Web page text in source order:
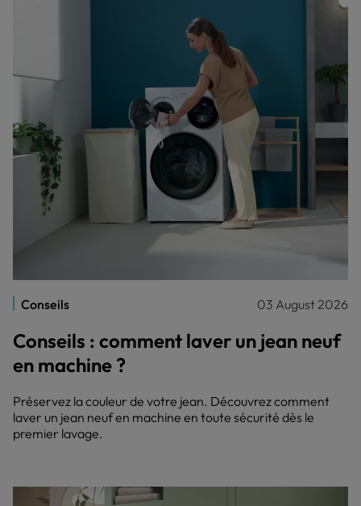
Conseils 03 August 2026
Conseils : comment laver un jean neuf
en machine ?
Préservez la couleur de votre jean. Découvrez comment
laver un jean neuf en machine en toute sécurité dès le
premier lavage.